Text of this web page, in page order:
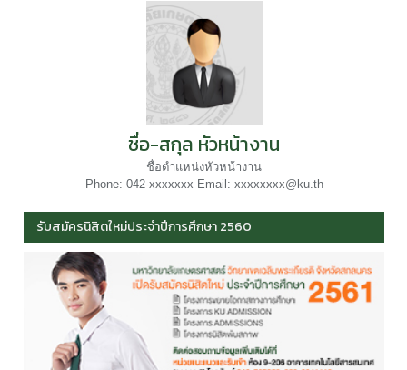
ชื่อ-สกุล หัวหน้างาน
ชื่อตำแหน่งหัวหน้างาน
Phone: 042-xxxxxxx Email: xxxxxxxx@ku.th
รับสมัครนิสิตใหม่ประจำปีการศึกษา 2560